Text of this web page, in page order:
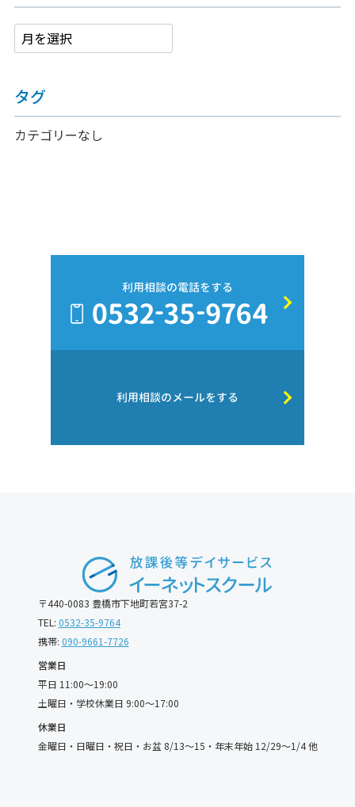
タグ
カテゴリーなし
利用相談の電話をする
利用相談のメールをする
〒440-0083 豊橋市下地町若宮37-2
TEL: 0532-35-9764
携帯: 090-9661-7726
営業日
平日 11:00〜19:00
土曜日・学校休業日 9:00〜17:00
休業日
金曜日・日曜日・祝日・お盆 8/13〜15・年末年始 12/29〜1/4 他